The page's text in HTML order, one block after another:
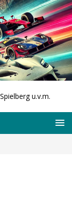
u.v.m.